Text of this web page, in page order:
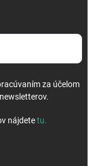
za účelom
nájdetetu.